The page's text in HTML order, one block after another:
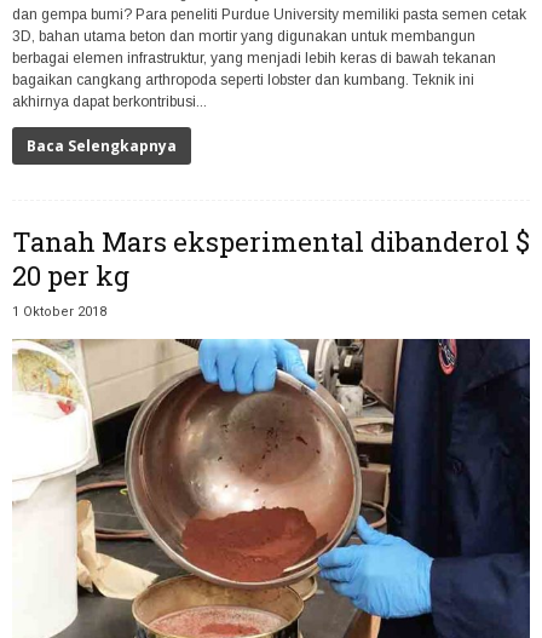
dan gempa bumi? Para peneliti Purdue University memiliki pasta semen cetak
3D, bahan utama beton dan mortir yang digunakan untuk membangun
berbagai elemen infrastruktur, yang menjadi lebih keras di bawah tekanan
bagaikan cangkang arthropoda seperti lobster dan kumbang. Teknik ini
akhirnya dapat berkontribusi...
Baca Selengkapnya
Tanah Mars eksperimental dibanderol $
20 per kg
1 Oktober 2018